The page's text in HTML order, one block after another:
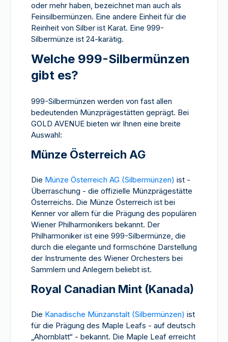
oder mehr haben, bezeichnet man auch als
Feinsilbermünzen. Eine andere Einheit für die
Reinheit von Silber ist Karat. Eine 999-
Silbermünze ist 24-karätig.
Welche 999-Silbermünzen
gibt es?
999-Silbermünzen werden von fast allen
bedeutenden Münzprägestätten geprägt. Bei
GOLD AVENUE bieten wir Ihnen eine breite
Auswahl:
Münze Österreich AG
Die Münze Österreich AG (Silbermünzen) ist -
Überraschung - die offizielle Münzprägestätte
Österreichs. Die Münze Österreich ist bei
Kenner vor allem für die Prägung des populären
Wiener Philharmonikers bekannt. Der
Philharmoniker ist eine 999-Silbermünze, die
durch die elegante und formschöne Darstellung
der Instrumente des Wiener Orchesters bei
Sammlern und Anlegern beliebt ist.
Royal Canadian Mint (Kanada)
Die Kanadische Münzanstalt (Silbermünzen) ist
für die Prägung des Maple Leafs - auf deutsch
„Ahornblatt“ - bekannt. Die Maple Leaf erreicht